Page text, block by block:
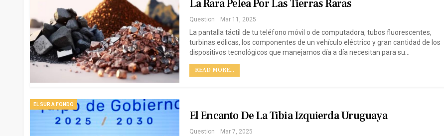
La Rara Pelea Por Las Tierras Raras
Question Mar 11, 2025
La pantalla táctil de tu teléfono móvil o de computadora, tubos fluorescentes,
turbinas eólicas, los componentes de un vehículo eléctrico y gran cantidad de los
dispositivos tecnológicos que manejamos día a día necesitan para su…
READ MORE...
EL SUR A FONDO
El Encanto De La Tibia Izquierda Uruguaya
Question Mar 7, 2025